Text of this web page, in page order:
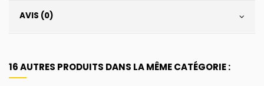
AVIS (0)
16 AUTRES PRODUITS DANS LA MÊME CATÉGORIE :